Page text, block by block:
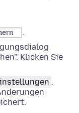
.
Klicken Sie
.